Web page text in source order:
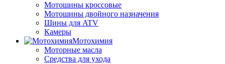
Мотошины кроссовые
Мотошины двойного назначения
Шины для ATV
Камеры
Мотохимия
Моторные масла
Средства для ухода